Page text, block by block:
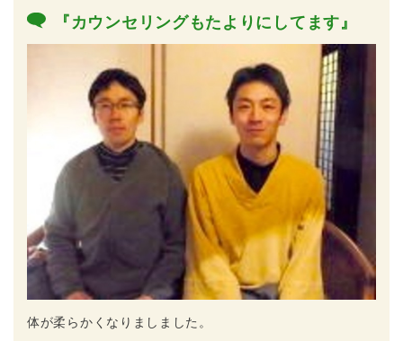
『カウンセリングもたよりにしてます』
体が柔らかくなりましました。